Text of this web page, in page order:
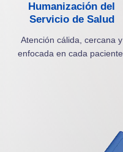
Humanización del
Servicio de Salud
Atención cálida, cercana y
enfocada en cada paciente.